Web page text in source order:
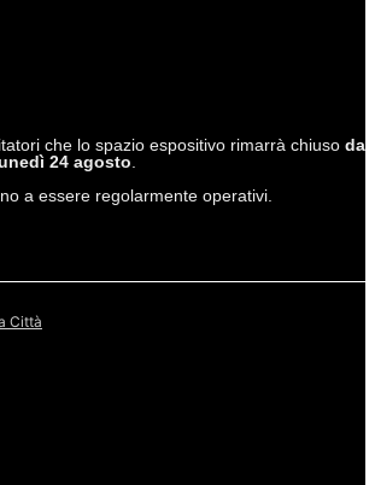
che lo spazio espositivo rimarrà chiuso da
24 agosto.
a essere regolarmente operativi.
Città